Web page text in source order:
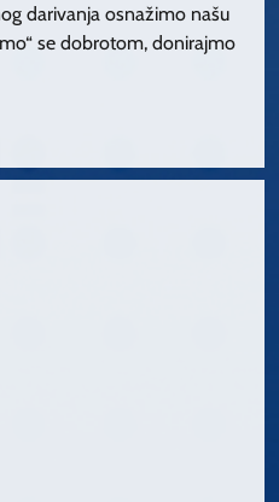
darivanja osnažimo našu
se dobrotom, donirajmo